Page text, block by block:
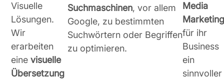
Visuelle
Lösungen.
Wir
erarbeiten
einevisuelle
Übersetzung
Suchmaschinen, vor allem
Google, zu bestimmten
Suchwörtern oder Begriffen
zu optimieren.
Media
für ihr
Business
ein
sinnvoller